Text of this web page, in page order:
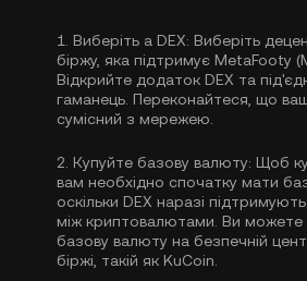
1. Виберіть a DEX: Виберіть
біржу, яка підтримує MetaFooty
Відкрийте додаток DEX та
гаманець. Переконайтеся, що
сумісний з мережею.
2. Купуйте базову валюту: Щоб
вам необхідно спочатку мати
оскільки DEX наразі
між криптовалютами. Ви можете
базову валюту на безпечній
біржі, такій як KuCoin.